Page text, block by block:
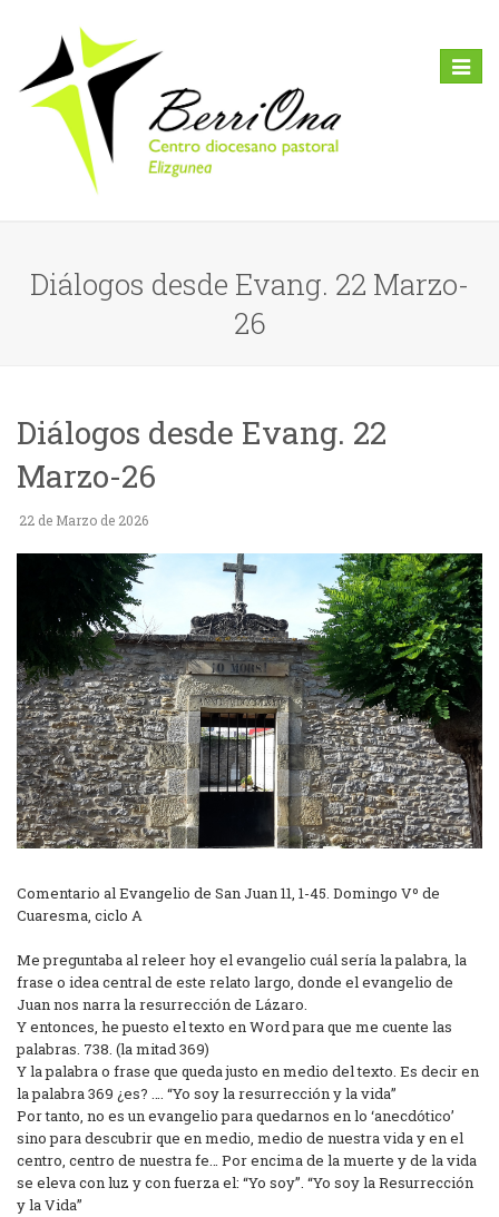
Toggle
Diálogos desde Evang. 22 Marzo-
26
Diálogos desde Evang. 22
Marzo-26
22 de Marzo de 2026
Comentario al Evangelio de San Juan 11, 1-45. Domingo Vº de
Cuaresma, ciclo A
Me preguntaba al releer hoy el evangelio cuál sería la palabra, la
frase o idea central de este relato largo, donde el evangelio de
Juan nos narra la resurrección de Lázaro.
Y entonces, he puesto el texto en Word para que me cuente las
palabras. 738. (la mitad 369)
Y la palabra o frase que queda justo en medio del texto. Es decir en
la palabra 369 ¿es? …. “Yo soy la resurrección y la vida”
Por tanto, no es un evangelio para quedarnos en lo ‘anecdótico’
sino para descubrir que en medio, medio de nuestra vida y en el
centro, centro de nuestra fe… Por encima de la muerte y de la vida
se eleva con luz y con fuerza el: “Yo soy”. “Yo soy la Resurrección
y la Vida”